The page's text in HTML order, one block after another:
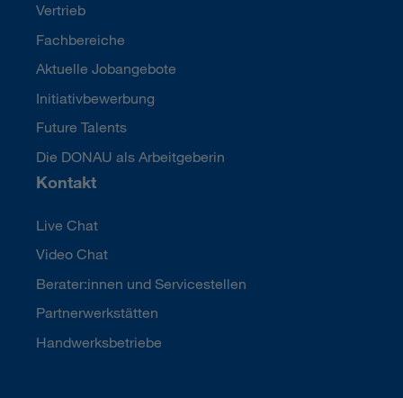
Vertrieb
Fachbereiche
Aktuelle Jobangebote
Initiativbewerbung
Future Talents
Die DONAU als Arbeitgeberin
Kontakt
Live Chat
Video Chat
Berater:innen und Servicestellen
Partnerwerkstätten
Handwerksbetriebe